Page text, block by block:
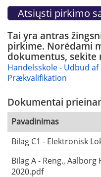
Tai yra antras
pirkime. Norėdami
dokumentus, sekite
Handelsskole - Udbud
Prækvalifikation
Dokumentai
Pavadinimas
Bilag C1 - Elektronisk
Bilag A - Reng.,
2020.pdf